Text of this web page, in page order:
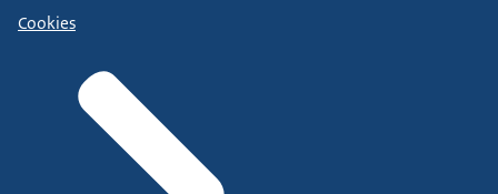
Cookies